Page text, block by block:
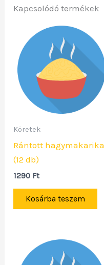
Kapcsolódó termékek
Köretek
Rántott hagymakarika
(12 db)
1290 Ft
Kosárba teszem